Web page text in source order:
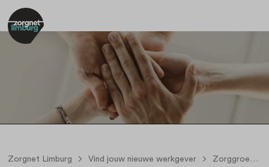
Zorgnet Limburg Vind jouw nieuwe werkgever Zorggroep Triade